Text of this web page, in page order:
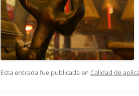
Esta entrada fue publicada en Calidad de